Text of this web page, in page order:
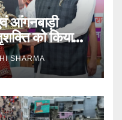
आंगनबाड़ी
को किया
SHARMA